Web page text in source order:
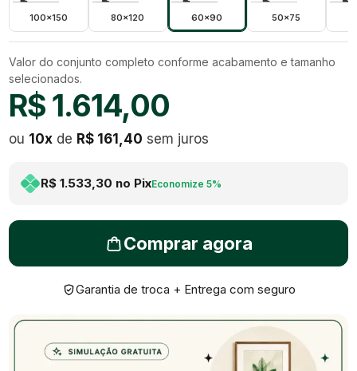
100x150 80x120 60x90 50x75
Valor do conjunto completo conforme acabamento e tamanho
selecionados.
R$ 1.614,00
ou 10x de R$ 161,40 sem juros
R$ 1.533,30 no PixEconomize 5%
Comprar agora
Garantia de troca + Entrega com seguro